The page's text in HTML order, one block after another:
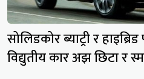
सोलिडकोर ब्याट्री र
विद्युतीय कार अझ छिटा र